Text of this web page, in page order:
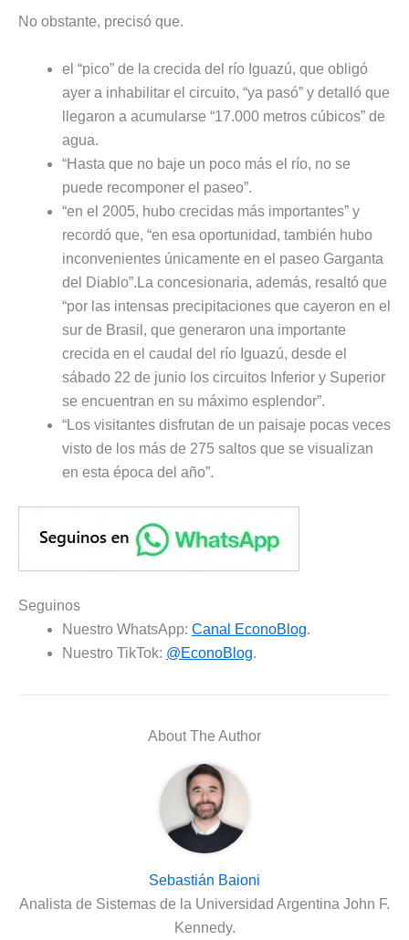
No obstante, precisó que.
el “pico” de la crecida del río Iguazú, que obligó
ayer a inhabilitar el circuito, “ya pasó” y detalló que
llegaron a acumularse “17.000 metros cúbicos” de
agua.
“Hasta que no baje un poco más el río, no se
puede recomponer el paseo”.
“en el 2005, hubo crecidas más importantes” y
recordó que, “en esa oportunidad, también hubo
inconvenientes únicamente en el paseo Garganta
del Diablo”.La concesionaria, además, resaltó que
“por las intensas precipitaciones que cayeron en el
sur de Brasil, que generaron una importante
crecida en el caudal del río Iguazú, desde el
sábado 22 de junio los circuitos Inferior y Superior
se encuentran en su máximo esplendor”.
“Los visitantes disfrutan de un paisaje pocas veces
visto de los más de 275 saltos que se visualizan
en esta época del año”.
Seguinos
Nuestro WhatsApp: Canal EconoBlog.
Nuestro TikTok: @EconoBlog.
About The Author
Sebastián Baioni
Analista de Sistemas de la Universidad Argentina John F.
Kennedy.